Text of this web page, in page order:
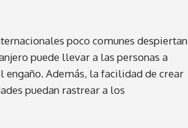
poco comunes despiertan
puede llevar a las personas a
Además, la facilidad de crear
puedan rastrear a los